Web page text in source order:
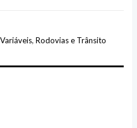
,Rodovias e Trânsito